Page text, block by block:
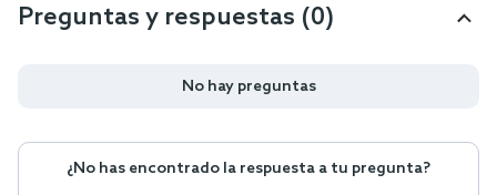
Preguntas y respuestas (0)
No hay preguntas
¿No has encontrado la respuesta a tu pregunta?